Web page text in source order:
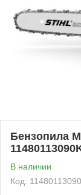
Бензопила
В наличии
Код: